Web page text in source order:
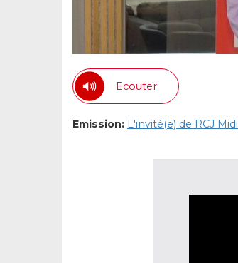
Ecouter
Emission: L'invité(e) de RCJ Midi